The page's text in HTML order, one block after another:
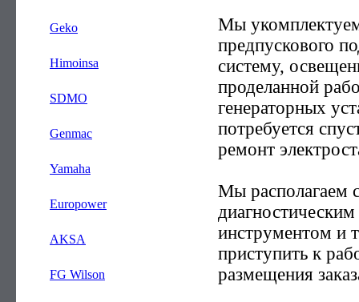
Geko
Himoinsa
SDMO
Genmac
Yamaha
Europower
AKSA
FG Wilson
Мы
предпускового
систему,
проделанной
генераторных
потребуется
ремонт
Мы располагаем
инструментом и
приступить к
размещения